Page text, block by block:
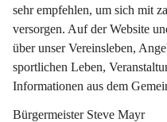
sehr empfehlen, um sich mit
versorgen. Auf der Website
über unser Vereinsleben,
sportlichen Leben,
Informationen aus dem
Bürgermeister Steve Mayr